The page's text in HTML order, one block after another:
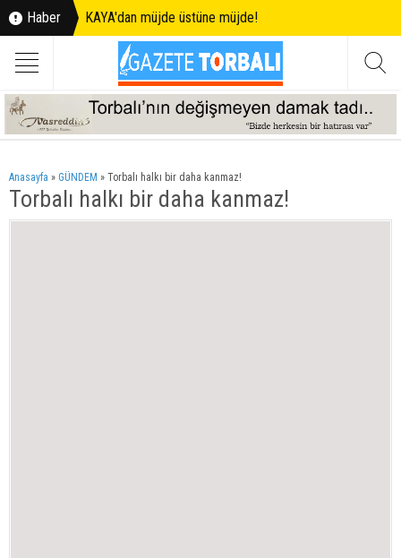
Haber KAYA'dan müjde üstüne müjde!
Anasayfa » GÜNDEM » Torbalı halkı bir daha kanmaz!
Torbalı halkı bir daha kanmaz!